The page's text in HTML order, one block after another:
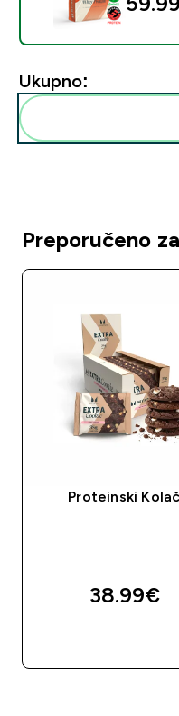
Ukupno:
Preporučeno
Proteinski
38.99€‎